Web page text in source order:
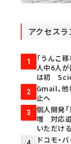
アクセス
1
「うんこ
人中6人
は初
2
Gmail、
止へ
3
個人開発
増 対応追
いただけ
ドコモ・